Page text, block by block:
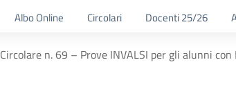
Albo Online Circolari Docenti 25/26
Circolare n. 69 – Prove INVALSI per gli alunni